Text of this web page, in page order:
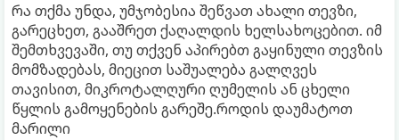
რა თქმა უნდა, უმჯობესია შეწვათ ახალი თევზი,
გარეცხეთ, გააშრეთ ქაღალდის ხელსახოცებით. იმ
შემთხვევაში, თუ თქვენ აპირებთ გაყინული თევზის
მომზადებას, მიეცით საშუალება გალღვეს
თავისით, მიკროტალღური ღუმელის ან ცხელი
წყლის გამოყენების გარეშე.როდის დაუმატოთ
მარილი